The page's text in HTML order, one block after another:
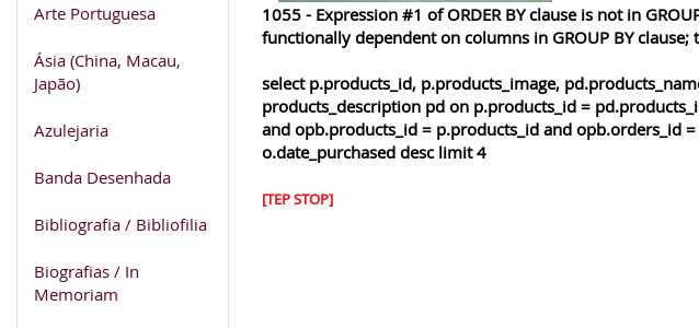
Arte Portuguesa
Ásia (China, Macau,
Japão)
Azulejaria
Banda Desenhada
Bibliografia / Bibliofilia
Biografias / In
Memoriam
1055 - Expression #1 of ORDER BY clause is not in
functionally dependent on columns in GROUP BY
select p.products_id, p.products_image,
products_description pd on p.products_id =
and opb.products_id = p.products_id and opb.orders_id
o.date_purchased desc limit 4
[TEP STOP]